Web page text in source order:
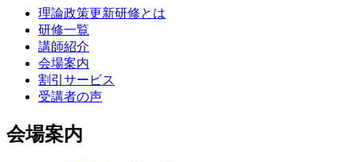
理論政策更新研修とは
研修一覧
講師紹介
会場案内
割引サービス
受講者の声
会場案内